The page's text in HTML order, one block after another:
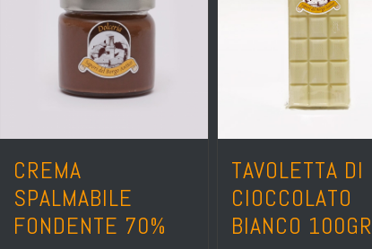
CREMA
SPALMABILE
FONDENTE 70%
TAVOLETTA DI
CIOCCOLATO
BIANCO 100GR